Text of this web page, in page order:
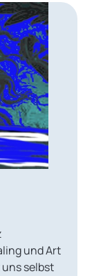
und Art
selbst